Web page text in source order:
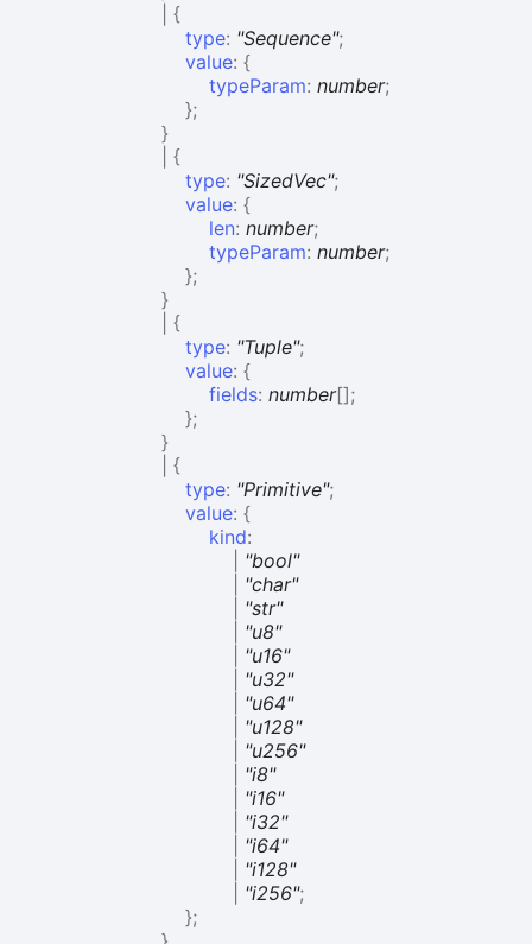
{
type: "Sequence";
value: {
typeParam: number;
};
}
{
type: "SizedVec";
value: {
len: number;
typeParam: number;
};
}
{
type: "Tuple";
value: {
fields: number[];
};
}
{
type: "Primitive";
value: {
kind:
"bool"
"char"
"str"
"u8"
"u16"
"u32"
"u64"
"u128"
"u256"
"i8"
"i16"
"i32"
"i64"
"i128"
"i256";
};